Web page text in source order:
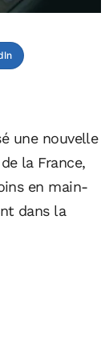
une nouvelle
la France,
en main-
dans la